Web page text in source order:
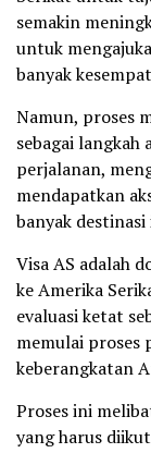
semakin
untuk
banyak
Namun, proses
sebagai
perjalanan,
mendapatkan
banyak
Visa AS adalah
ke Amerika
evaluasi ketat
memulai proses
keberangkatan
Proses ini
yang harus